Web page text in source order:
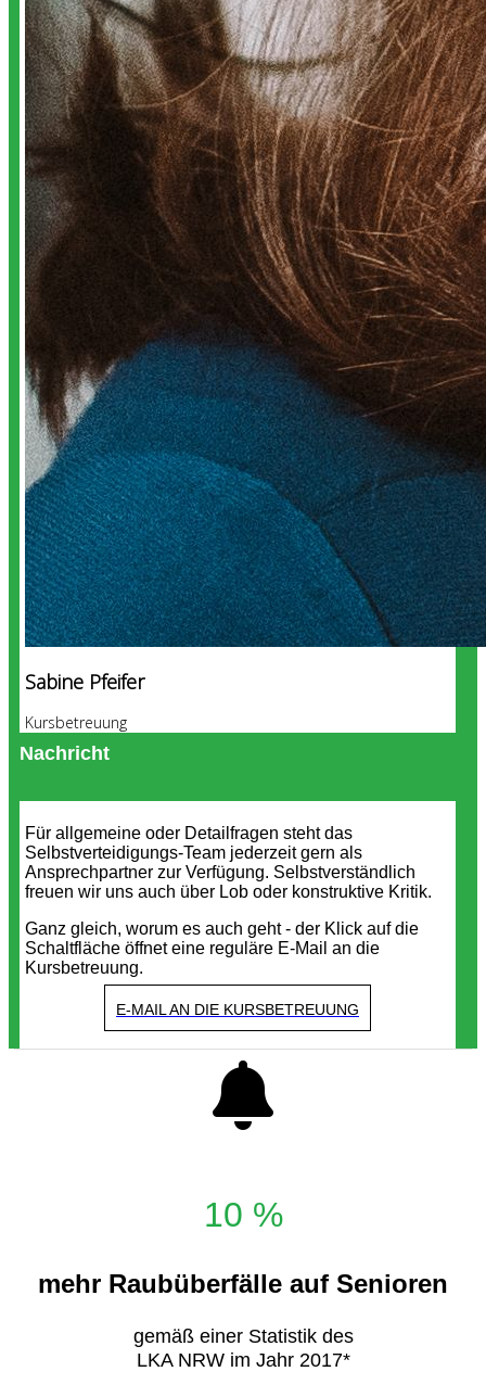
Sabine Pfeifer
Kursbetreuung
Nachricht
Für allgemeine oder Detailfragen steht das
Selbstverteidigungs-Team jederzeit gern als
Ansprechpartner zur Verfügung. Selbstverständlich
freuen wir uns auch über Lob oder konstruktive Kritik.
Ganz gleich, worum es auch geht - der Klick auf die
Schaltfläche öffnet eine reguläre E-Mail an die
Kursbetreuung.
E-MAIL AN DIE KURSBETREUUNG
10 %
mehr Raubüberfälle auf Senioren
gemäß einer Statistik des
LKA NRW im Jahr 2017*